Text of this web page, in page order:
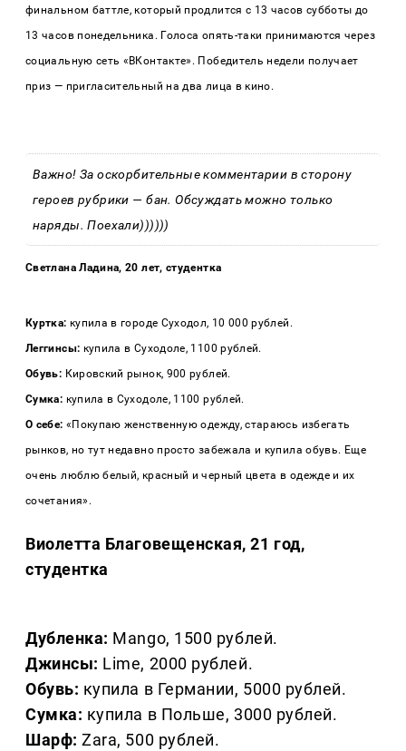
финальном баттле, который продлится с 13 часов субботы до
13 часов понедельника. Голоса опять-таки принимаются через
социальную сеть «ВКонтакте». Победитель недели получает
приз — пригласительный на два лица в кино.
Важно! За оскорбительные комментарии в сторону
героев рубрики — бан. Обсуждать можно только
наряды. Поехали))))))
Светлана Ладина, 20 лет, студентка
Куртка: купила в городе Суходол, 10 000 рублей.
Леггинсы: купила в Суходоле, 1100 рублей.
Обувь: Кировский рынок, 900 рублей.
Сумка: купила в Суходоле, 1100 рублей.
О себе: «Покупаю женственную одежду, стараюсь избегать
рынков, но тут недавно просто забежала и купила обувь. Еще
очень люблю белый, красный и черный цвета в одежде и их
сочетания».
Виолетта Благовещенская, 21 год,
студентка
Дубленка: Mango, 1500 рублей.
Джинсы: Lime, 2000 рублей.
Обувь: купила в Германии, 5000 рублей.
Сумка: купила в Польше, 3000 рублей.
Шарф: Zara, 500 рублей.